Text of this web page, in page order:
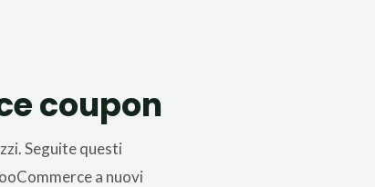
coupon
Seguite questi
a nuovi